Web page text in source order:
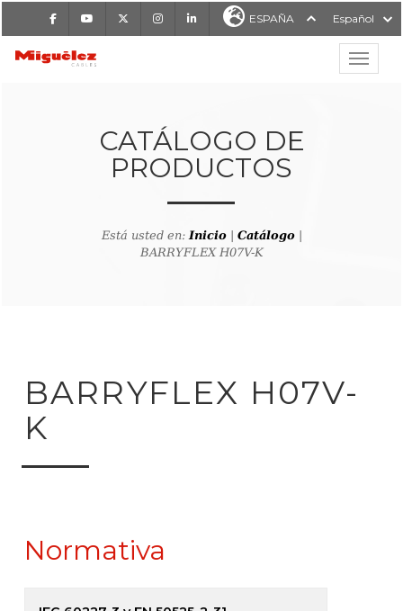
FacebookYoutube InstagramLinkedIn ESPAÑA Español
MIGUÉLEZ CABLES
CATÁLOGO DE
PRODUCTOS
Está usted en:Inicio| Catálogo|
BARRYFLEX H07V-K
al buscador de
BARRYFLEX H07V-
K
Normativa